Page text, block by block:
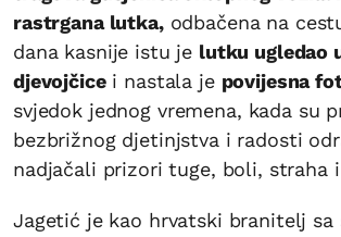
rastrgana lutka,odbačena na
dana kasnije istu je lutku ugledao
djevojčicei nastala je povijesna
svjedok jednog vremena, kada su
bezbrižnog djetinjstva i radosti
nadjačali prizori tuge, boli, straha
Jagetić je kao hrvatski branitelj sa